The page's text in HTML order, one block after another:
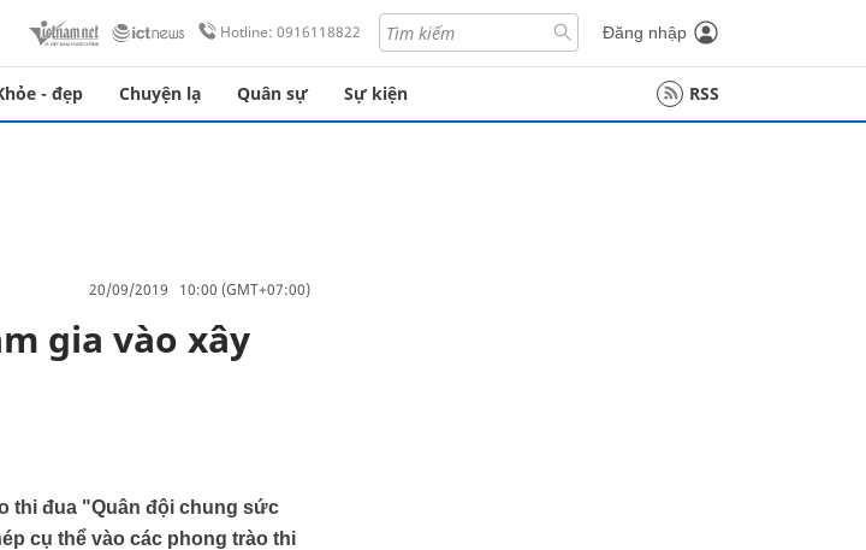
Hotline: 0916118822 Đăng nhập
- đẹp Chuyện lạ Quân sự Sự kiện RSS
20/09/2019 10:00 (GMT+07:00)
gia vào xây
thi đua "Quân đội chung sức
cụ thể vào các phong trào thi